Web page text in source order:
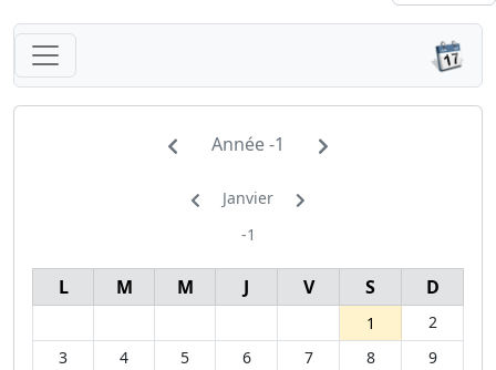
Année -1
Janvier
-1
L M M J V S D
1
2
3
4 5 6 7 8
9